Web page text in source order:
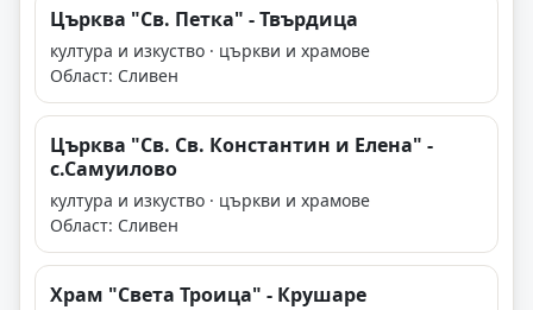
Църква "Св. Петка" - Твърдица
култура и изкуство · църкви и храмове
Област: Сливен
Църква "Св. Св. Константин и Елена" -
с.Самуилово
култура и изкуство · църкви и храмове
Област: Сливен
Храм "Света Троица" - Крушаре